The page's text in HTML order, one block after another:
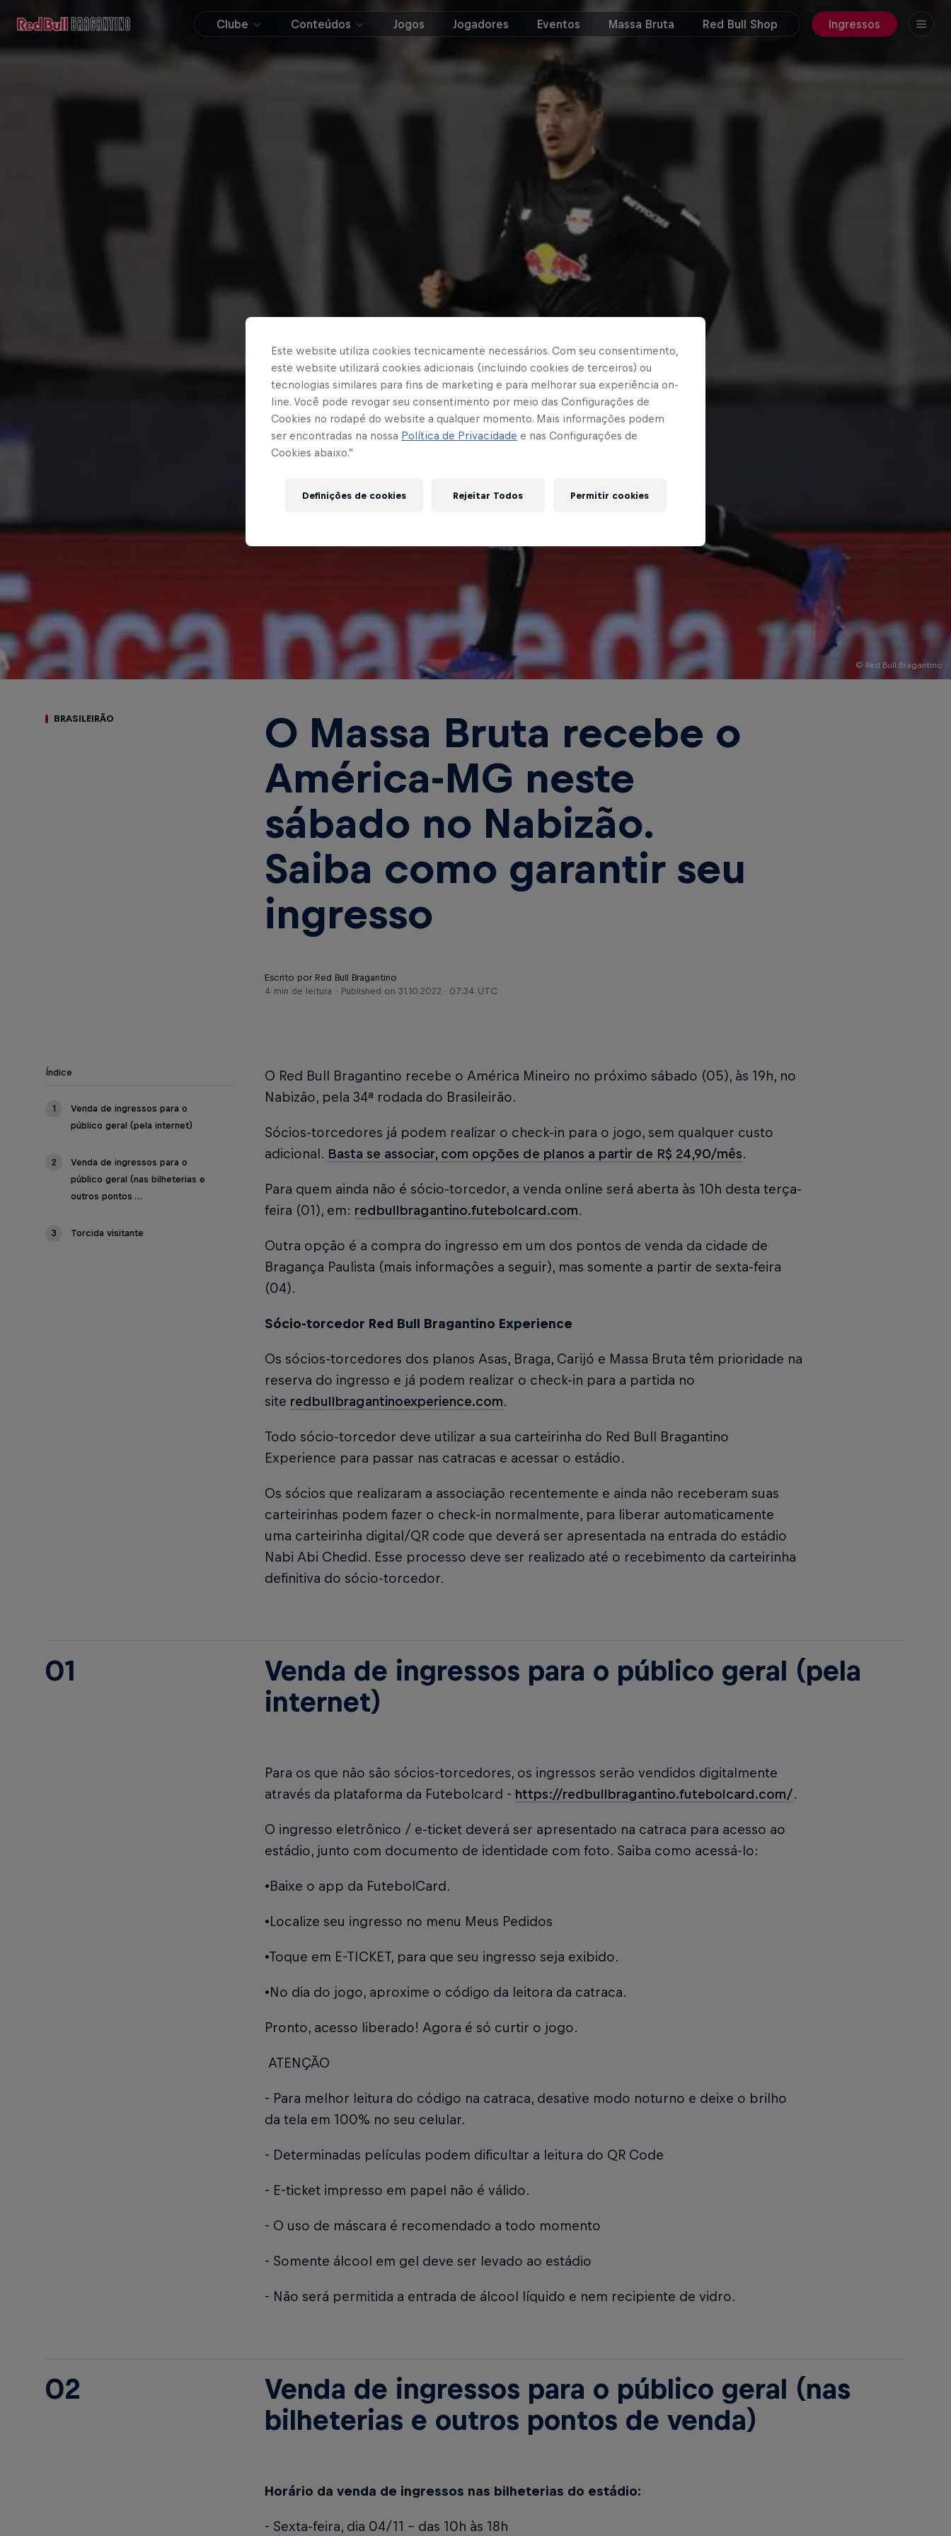
Clube Conteúdos Jogos Jogadores Eventos Massa Bruta Red Bull Shop Ingressos
© Red Bull Bragantino
BRASILEIRÃO
O Massa Bruta recebe o
América-MG neste
sábado no Nabizão.
Saiba como garantir seu
ingresso
Escrito por Red Bull Bragantino
4 min de leitura
Published on 31.10.2022 · 07:34 UTC
Índice
1
Venda de ingressos para o
público geral (pela internet)
2
Venda de ingressos para o
público geral (nas bilheterias e
outros pontos …
3 Torcida visitante
O Red Bull Bragantino recebe o América Mineiro no próximo sábado (05), às 19h, no
Nabizão, pela 34ª rodada do Brasileirão.
Sócios-torcedores já podem realizar o check-in para o jogo, sem qualquer custo
adicional. Basta se associar, com opções de planos a partir de R$ 24,90/mês.
Para quem ainda não é sócio-torcedor, a venda online será aberta às 10h desta terça-
feira (01), em: redbullbragantino.futebolcard.com.
Outra opção é a compra do ingresso em um dos pontos de venda da cidade de
Bragança Paulista (mais informações a seguir), mas somente a partir de sexta-feira
(04).
Sócio-torcedor Red Bull Bragantino Experience
Os sócios-torcedores dos planos Asas, Braga, Carijó e Massa Bruta têm prioridade na
reserva do ingresso e já podem realizar o check-in para a partida no
site redbullbragantinoexperience.com.
Todo sócio-torcedor deve utilizar a sua carteirinha do Red Bull Bragantino
Experience para passar nas catracas e acessar o estádio.
Os sócios que realizaram a associação recentemente e ainda não receberam suas
carteirinhas podem fazer o check-in normalmente, para liberar automaticamente
uma carteirinha digital/QR code que deverá ser apresentada na entrada do estádio
Nabi Abi Chedid. Esse processo deve ser realizado até o recebimento da carteirinha
definitiva do sócio-torcedor.
01
Venda de ingressos para o público geral (pela
internet)
Para os que não são sócios-torcedores, os ingressos serão vendidos digitalmente
através da plataforma da Futebolcard - https://redbullbragantino.futebolcard.com/.
O ingresso eletrônico / e-ticket deverá ser apresentado na catraca para acesso ao
estádio, junto com documento de identidade com foto. Saiba como acessá-lo:
•Baixe o app da FutebolCard.
•Localize seu ingresso no menu Meus Pedidos
•Toque em E-TICKET, para que seu ingresso seja exibido.
•No dia do jogo, aproxime o código da leitora da catraca.
Pronto, acesso liberado! Agora é só curtir o jogo.
ATENÇÃO
- Para melhor leitura do código na catraca, desative modo noturno e deixe o brilho
da tela em 100% no seu celular.
- Determinadas películas podem dificultar a leitura do QR Code
- E-ticket impresso em papel não é válido.
- O uso de máscara é recomendado a todo momento
- Somente álcool em gel deve ser levado ao estádio
- Não será permitida a entrada de álcool líquido e nem recipiente de vidro.
02
Venda de ingressos para o público geral (nas
bilheterias e outros pontos de venda)
Horário da venda de ingressos nas bilheterias do estádio:
- Sexta-feira, dia 04/11 – das 10h às 18h
Este website utiliza cookies tecnicamente necessários. Com seu consentimento,
este website utilizará cookies adicionais (incluindo cookies de terceiros) ou
tecnologias similares para fins de marketing e para melhorar sua experiência on-
line. Você pode revogar seu consentimento por meio das Configurações de
Cookies no rodapé do website a qualquer momento. Mais informações podem
ser encontradas na nossa Política de Privacidade e nas Configurações de
Cookies abaixo.”
Definições de cookies Rejeitar Todos Permitir cookies